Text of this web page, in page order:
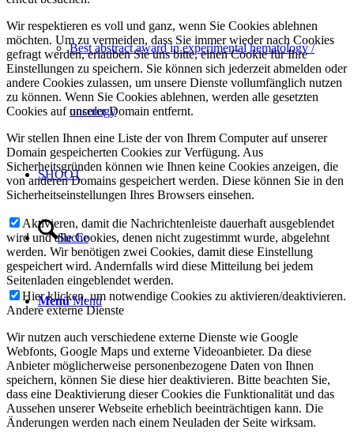
Best abstract award in experimental hematology /
oncology
SHOOT
Suche
Menü Menü
Wir respektieren es voll und ganz, wenn Sie Cookies ablehnen
möchten. Um zu vermeiden, dass Sie immer wieder nach Cookies
gefragt werden, erlauben Sie uns bitte, einen Cookie für Ihre
Einstellungen zu speichern. Sie können sich jederzeit abmelden oder
andere Cookies zulassen, um unsere Dienste vollumfänglich nutzen
zu können. Wenn Sie Cookies ablehnen, werden alle gesetzten
Cookies auf unserer Domain entfernt.
Wir stellen Ihnen eine Liste der von Ihrem Computer auf unserer
Domain gespeicherten Cookies zur Verfügung. Aus
Sicherheitsgründen können wie Ihnen keine Cookies anzeigen, die
von anderen Domains gespeichert werden. Diese können Sie in den
Sicherheitseinstellungen Ihres Browsers einsehen.
Aktivieren, damit die Nachrichtenleiste dauerhaft ausgeblendet
wird und alle Cookies, denen nicht zugestimmt wurde, abgelehnt
werden. Wir benötigen zwei Cookies, damit diese Einstellung
gespeichert wird. Andernfalls wird diese Mitteilung bei jedem
Seitenladen eingeblendet werden.
Hier klicken, um notwendige Cookies zu aktivieren/deaktivieren.
Andere externe Dienste
Wir nutzen auch verschiedene externe Dienste wie Google
Webfonts, Google Maps und externe Videoanbieter. Da diese
Anbieter möglicherweise personenbezogene Daten von Ihnen
speichern, können Sie diese hier deaktivieren. Bitte beachten Sie,
dass eine Deaktivierung dieser Cookies die Funktionalität und das
Aussehen unserer Webseite erheblich beeinträchtigen kann. Die
Änderungen werden nach einem Neuladen der Seite wirksam.